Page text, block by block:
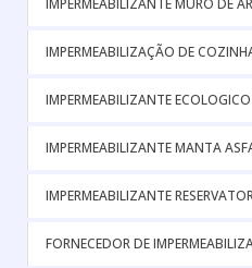
IMPERMEABILIZANTE MURO DE
IMPERMEABILIZAÇÃO DE
IMPERMEABILIZANTE ECOLOGICO
IMPERMEABILIZANTE MANTA
IMPERMEABILIZANTE
FORNECEDOR DE